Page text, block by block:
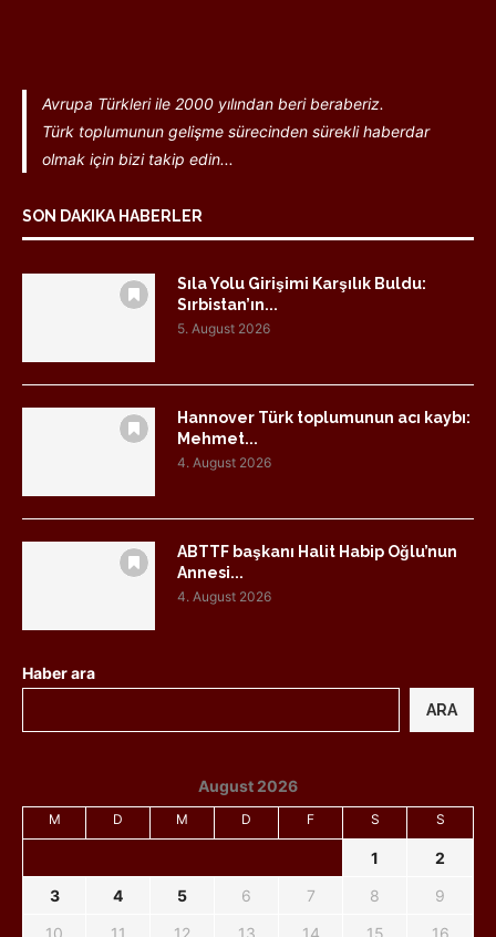
Avrupa Türkleri ile 2000 yılından beri beraberiz.
Türk toplumunun gelişme sürecinden sürekli haberdar
olmak için bizi takip edin...
SON DAKIKA HABERLER
Sıla Yolu Girişimi Karşılık Buldu:
Sırbistan’ın...
5. August 2026
Hannover Türk toplumunun acı kaybı:
Mehmet...
4. August 2026
ABTTF başkanı Halit Habip Oğlu’nun
Annesi...
4. August 2026
Haber ara
ARA
August 2026
M D M D F S S
1
2
3
4 5 6 7 8
9